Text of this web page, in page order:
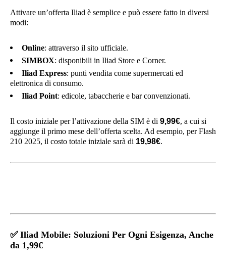
Attivare un’offerta Iliad è semplice e può essere fatto in diversi
modi:
Online: attraverso il sito ufficiale.
SIMBOX: disponibili in Iliad Store e Corner.
Iliad Express: punti vendita come supermercati ed
elettronica di consumo.
Iliad Point: edicole, tabaccherie e bar convenzionati.
Il costo iniziale per l’attivazione della SIM è di 9,99€, a cui si
aggiunge il primo mese dell’offerta scelta. Ad esempio, per Flash
210 2025, il costo totale iniziale sarà di 19,98€.
✅Iliad Mobile: Soluzioni Per Ogni Esigenza, Anche
da 1,99€